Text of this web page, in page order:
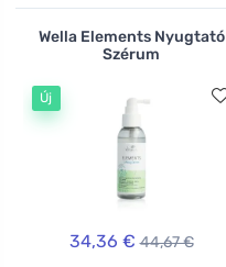
Wella Elements Nyugtató
Szérum
Új
34,36 € 44,67 €